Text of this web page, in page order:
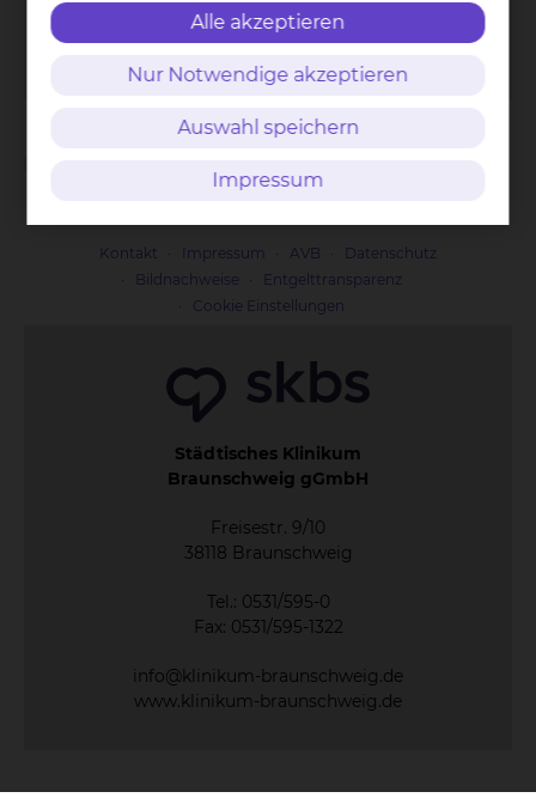
Fax: +49 531 595 2778
Weiterbildungsermächtigte
Kontakt Impressum AVB
Datenschutz
Bildnachweise
Entgelttransparenz
Cookie Einstellungen
Städtisches Klinikum
Braunschweig gGmbH
Freisestr. 9/10
38118 Braunschweig
Tel.: 0531/595-0
Fax: 0531/595-1322
info@klinikum-braunschweig.de
www.klinikum-braunschweig.de
Alle akzeptieren
Nur Notwendige akzeptieren
Auswahl speichern
Impressum